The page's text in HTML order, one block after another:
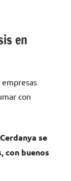
en
сοn
ѕе
сοn buenos